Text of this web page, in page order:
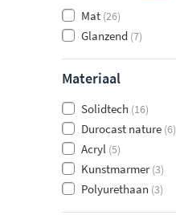
Mat (26)
Glanzend (7)
Materiaal
Solidtech (16)
Durocast nature (6)
Acryl (5)
Kunstmarmer(3)
Polyurethaan (3)